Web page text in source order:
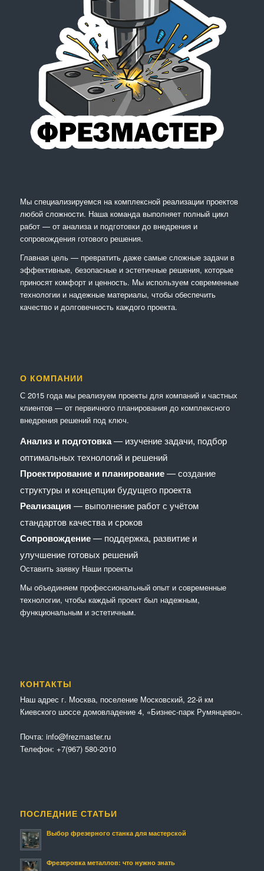
Мы специализируемся на комплексной реализации проектов
любой сложности. Наша команда выполняет полный цикл
работ — от анализа и подготовки до внедрения и
сопровождения готового решения.
Главная цель — превратить даже самые сложные задачи в
эффективные, безопасные и эстетичные решения, которые
приносят комфорт и ценность. Мы используем современные
технологии и надежные материалы, чтобы обеспечить
качество и долговечность каждого проекта.
О КОМПАНИИ
С 2015 года мы реализуем проекты для компаний и частных
клиентов — от первичного планирования до комплексного
внедрения решений под ключ.
Анализ и подготовка— изучение задачи, подбор
оптимальных технологий и решений
Проектирование и планирование— создание
структуры и концепции будущего проекта
Реализация — выполнение работ с учётом
стандартов качества и сроков
Сопровождение— поддержка, развитие и
улучшение готовых решений
Оставить заявку Наши проекты
Мы объединяем профессиональный опыт и современные
технологии, чтобы каждый проект был надежным,
функциональным и эстетичным.
КОНТАКТЫ
Наш адрес г. Москва, поселение Московский, 22-й км
Киевского шоссе домовладение 4, «Бизнес-парк Румянцево».
Почта: info@frezmaster.ru
Телефон: +7(967) 580-2010
ПОСЛЕДНИЕ СТАТЬИ
Выбор фрезерного станка для мастерской
Фрезеровка металлов: что нужно знать